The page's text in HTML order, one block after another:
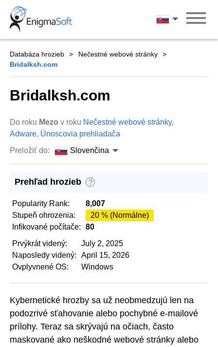
Skip
content
Slovenčina
Databáza hrozieb
Nečestné webové stránky
Bridalksh.com
Bridalksh.com
Do roku Mezo v roku Nečestné webové stránky,
Adware, Únoscovia prehliadača
Preložiť do:
Slovenčina
Prehľad hrozieb ?
Popularity Rank:
8,007
Stupeň ohrozenia:
20 % (Normálne)
Infikované počítače:
80
Prvýkrát videný:
July 2, 2025
Naposledy videný:
April 15, 2026
Ovplyvnené OS:
Windows
Kybernetické hrozby sa už neobmedzujú len na
podozrivé sťahovanie alebo pochybné e-mailové
prílohy. Teraz sa skrývajú na očiach, často
maskované ako neškodné webové stránky alebo